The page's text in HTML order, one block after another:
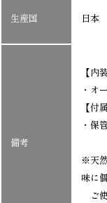
生産国 日本
備考
【内
・オ
【付
・保
※天
味に
ご